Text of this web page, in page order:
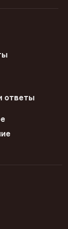
ответы